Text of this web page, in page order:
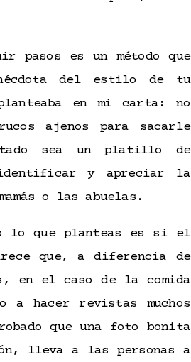
pasos es un método que
del estilo de tu
en mi carta: no
ajenos para sacarle
sea un platillo de
identificar y apreciar la
o las abuelas.
lo que planteas es si el
que, a diferencia de
en el caso de la comida
a hacer revistas muchos
que una foto bonita
lleva a las personas a